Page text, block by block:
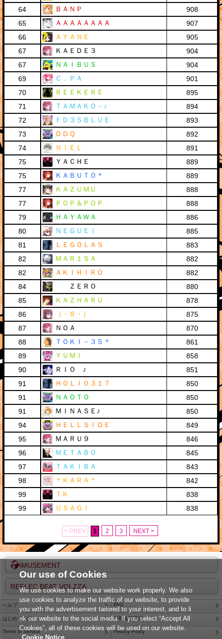
64
ＢＡＮＰ
908
65
ＡＡＡＡＡＡＡＡ
907
66
ＡＹＡＮＥ
905
67
ＫＡＥＤＥ３
904
67
ＮＡＩＢＵＳ
904
69
Ｃ．ＰＡ
901
70
ＲＥＥＫＥＲＥ
895
71
ＴＡＭＡＫＯ－♪
894
72
ＦＤ３ＳＢＬＵＥ
893
73
ＤＤＱ
892
74
ＮＩＥＬ
891
75
ＹＡＣＨＥ
889
75
ＫＡＢＵＴＯ＊
889
77
ＫＡＺＵＭＵ
888
77
ＰＯＰ＆ＰＯＰ
888
79
ＨＡＹＡＷＡ
886
80
ＮＥＧＵＥＩ
885
81
ＬＥＧＯＬＡＳ
883
82
ＭＡＲ１ＳＡ
882
82
ＡＫＩＨＩＲＯ
882
84
ＺＥＲＯ
880
85
ＫＡＺＨＡＲＵ
878
86
（・８・）
875
87
ＮＯＡ
870
88
ＴＯＫＩ－３５＊
861
89
ＹＵＭＩ
858
90
ＲＩＯ ♪
851
91
ＨＯＬＩ０３１７
850
91
ＮＡＯＴＯ
850
91
ＭＩＮＡＳＥ♪
850
94
ＨＥＬＬＳＩＤＥ
849
95
ＭＡＲＵ９
846
96
ＭＥＴＡＢＯ
845
97
ＴＡＫＩＢＡ
843
98
＊ＫＡＲＡ＊
842
99
ＴＫ
838
99
ＵＳＡＧＩ 838
< PREV 1 2 3 NEXT >
e-AMUSEMENT
REFLEC BEAT VOLZZA
ヘルプ FAQ
はじめての方 利用推奨環境
Terms of Service Privacy Policy
Our use of Cookies
We use cookies to make our website work properly. We also
use cookies to analyze the traffic of our website, to provide
you with the advertisement tailored to your interest, and to li
nk our website to the social media. If you select “Accept All
Cookies”, all of these cookies will be used on our website.
Cookie Notice